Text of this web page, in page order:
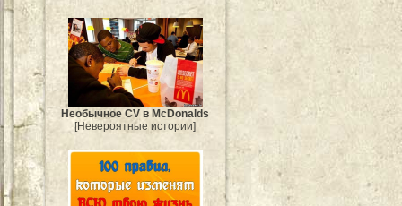
Необычное CV в McDonalds
[Невероятные истории]